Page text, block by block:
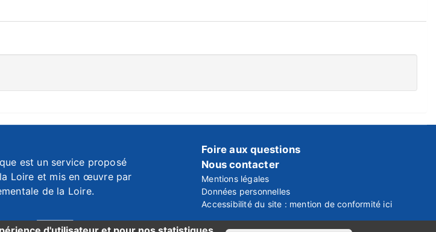
est un service proposé
Loire et mis en œuvre par
de la Loire.
Foire aux questions
Nous contacter
Mentions légales
Données personnelles
Accessibilité du site : mention de conformité ici